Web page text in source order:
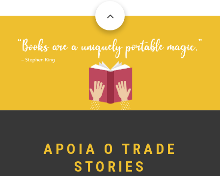
APOIA O TRADE
STORIES